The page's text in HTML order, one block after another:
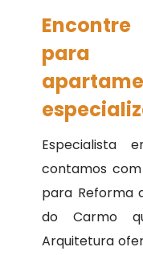
para
Especialista
contamos
para Reforma
do Carmo
Arquitetura